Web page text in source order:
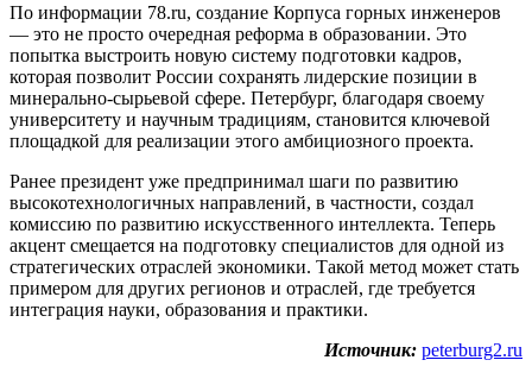
По информации 78.ru, создание Корпуса горных инженеров
— это не просто очередная реформа в образовании. Это
попытка выстроить новую систему подготовки кадров,
которая позволит России сохранять лидерские позиции в
минерально-сырьевой сфере. Петербург, благодаря своему
университету и научным традициям, становится ключевой
площадкой для реализации этого амбициозного проекта.
Ранее президент уже предпринимал шаги по развитию
высокотехнологичных направлений, в частности, создал
комиссию по развитию искусственного интеллекта. Теперь
акцент смещается на подготовку специалистов для одной из
стратегических отраслей экономики. Такой метод может стать
примером для других регионов и отраслей, где требуется
интеграция науки, образования и практики.
Источник: peterburg2.ru